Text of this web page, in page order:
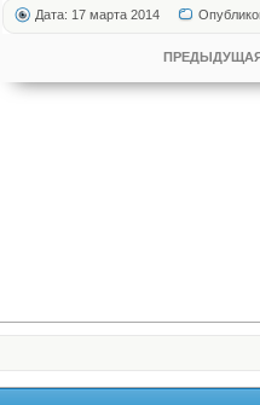
Дата: 17 марта 2014